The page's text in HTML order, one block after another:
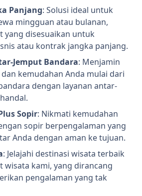
Panjang: Solusi ideal untuk
mingguan atau bulanan,
yang disesuaikan untuk
atau kontrak jangka panjang.
Jemput Bandara: Menjamin
kemudahan Anda mulai dari
dengan layanan antar-
Sopir: Nikmati kemudahan
sopir berpengalaman yang
Anda dengan aman ke tujuan.
: Jelajahi destinasi wisata terbaik
wisata kami, yang dirancang
pengalaman yang tak